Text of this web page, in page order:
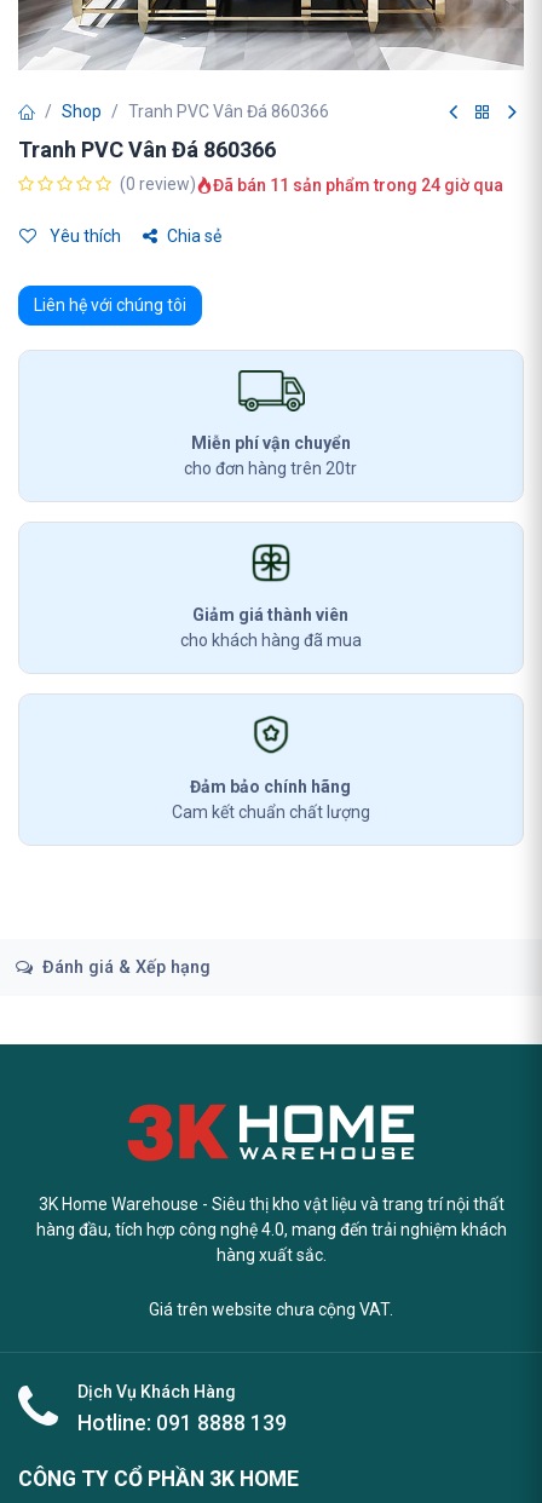
Shop Tranh PVC Vân Đá 860366
Tranh PVC Vân Đá 860366
(0 review) Đã bán 11 sản phẩm trong 24 giờ qua
Yêu thích Chia sẻ
Liên hệ với chúng tôi
Miễn phí vận chuyển
cho đơn hàng trên 20tr
Giảm giá thành viên
cho khách hàng đã mua
Đảm bảo chính hãng
Cam kết chuẩn chất lượng
Đánh giá & Xếp hạng
3K Home Warehouse - Siêu thị kho vật liệu và trang trí nội thất
hàng đầu, tích hợp công nghệ 4.0, mang đến trải nghiệm khách
hàng xuất sắc.
Giá trên website chưa cộng VAT.
Dịch Vụ Khách Hàng
Hotline: 091 8888 139
CÔNG TY CỔ PHẦN 3K HOME